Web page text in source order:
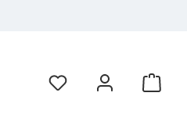
Du hast 0 Produkte